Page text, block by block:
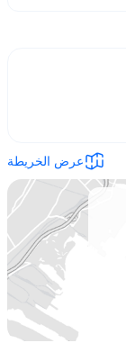
عرض الخريطة